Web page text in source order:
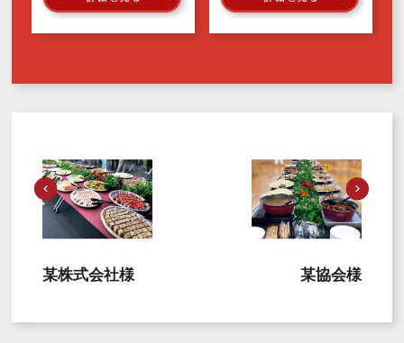
某株式会社様 某協会様